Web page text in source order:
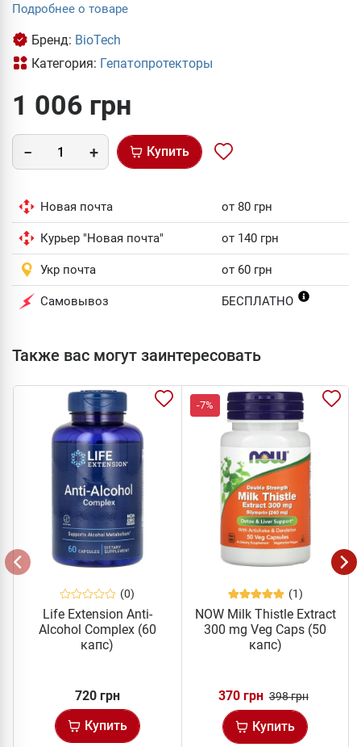
Подробнее о товаре
Бренд: BioTech
Категория: Гепатопротекторы
1 006 грн
Купить
Новая почта от 80 грн
Курьер "Новая почта" от 140 грн
Укр почта от 60 грн
Самовывоз БЕСПЛАТНО
Также вас могут заинтересовать
(0)
Life Extension Anti-
Alcohol Complex (60
капс)
720 грн
Купить
-7%
(1)
NOW Milk Thistle Extract
300 mg Veg Caps (50
капс)
370 грн 398 грн
Купить